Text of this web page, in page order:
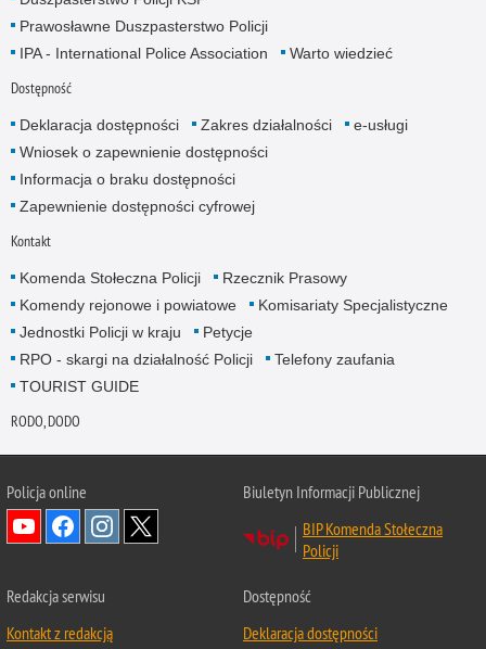
Prawosławne Duszpasterstwo Policji
IPA - International Police Association
Warto wiedzieć
Dostępność
Deklaracja dostępności Zakres działalności
e-usługi
Wniosek o zapewnienie dostępności
Informacja o braku dostępności
Zapewnienie dostępności cyfrowej
Kontakt
Komenda Stołeczna Policji
Rzecznik Prasowy
Komendy rejonowe i powiatowe
Komisariaty Specjalistyczne
Jednostki Policji w kraju
Petycje
RPO - skargi na działalność Policji
Telefony zaufania
TOURIST GUIDE
RODO, DODO
Policja online
Biuletyn Informacji Publicznej
BIP Komenda Stołeczna
Policji
Redakcja serwisu
Kontakt z redakcją
Dostępność
Deklaracja dostępności